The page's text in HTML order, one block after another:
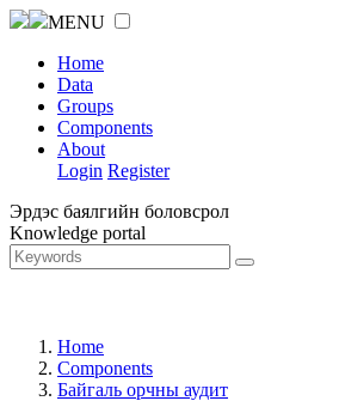
MENU
Home
Data
Groups
Components
About
Login Register
Эрдэс баялгийн боловсрол
Knowledge portal
Home
Components
Байгаль орчны аудит